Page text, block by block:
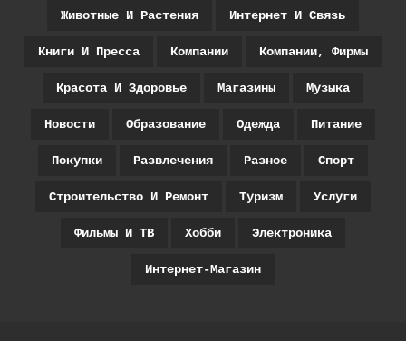
Животные И Растения Интернет И Связь
Книги И Пресса Компании Компании, Фирмы
Красота И Здоровье Магазины Музыка
Новости Образование Одежда Питание
Покупки Развлечения Разное Спорт
Строительство И Ремонт Туризм Услуги
Фильмы И ТВ Хобби Электроника
Интернет-Магазин